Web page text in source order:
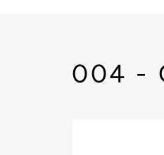
004 -